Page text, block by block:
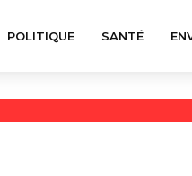
POLITIQUE SANTÉ